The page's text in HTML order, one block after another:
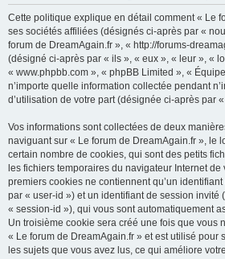
Cette politique explique en détail comment « Le
ses sociétés affiliées (désignés ci-après par «
forum de DreamAgain.fr », « http://forums-
(désigné ci-après par « ils », « eux », « leur », «
« www.phpbb.com », « phpBB Limited », «
n’importe quelle information collectée pendant
d’utilisation de votre part (désignée ci-après par
Vos informations sont collectées de deux
naviguant sur « Le forum de DreamAgain.fr », le
certain nombre de cookies, qui sont des petits
les fichiers temporaires du navigateur Internet
premiers cookies ne contiennent qu’un
par « user-id ») et un identifiant de session invité
« session-id »), qui vous sont automatiquement
Un troisième cookie sera créé une fois que vous
« Le forum de DreamAgain.fr » et est utilisé pour
les sujets que vous avez lus, ce qui améliore